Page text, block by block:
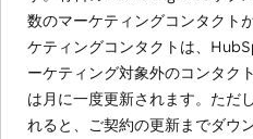
数のマーケティングコンタクト
ケティングコンタクトは、
ーケティング対象外のコンタク
は月に一度更新されます。ただ
れると、ご契約の更新までダウ